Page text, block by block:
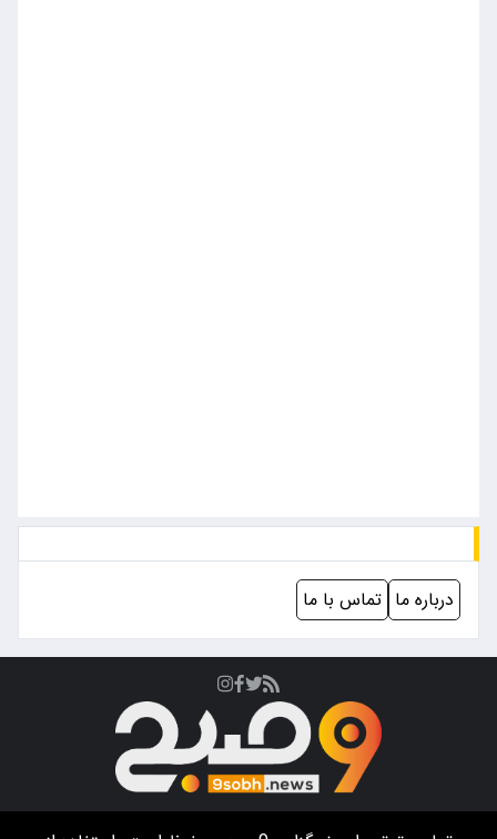
درباره ما تماس با ما